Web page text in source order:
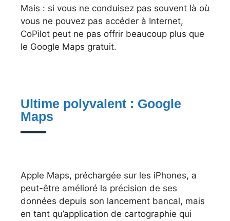
Mais : si vous ne conduisez pas souvent là où
vous ne pouvez pas accéder à Internet,
CoPilot peut ne pas offrir beaucoup plus que
le Google Maps gratuit.
Ultime polyvalent : Google
Maps
Apple Maps, préchargée sur les iPhones, a
peut-être amélioré la précision de ses
données depuis son lancement bancal, mais
en tant qu’application de cartographie qui